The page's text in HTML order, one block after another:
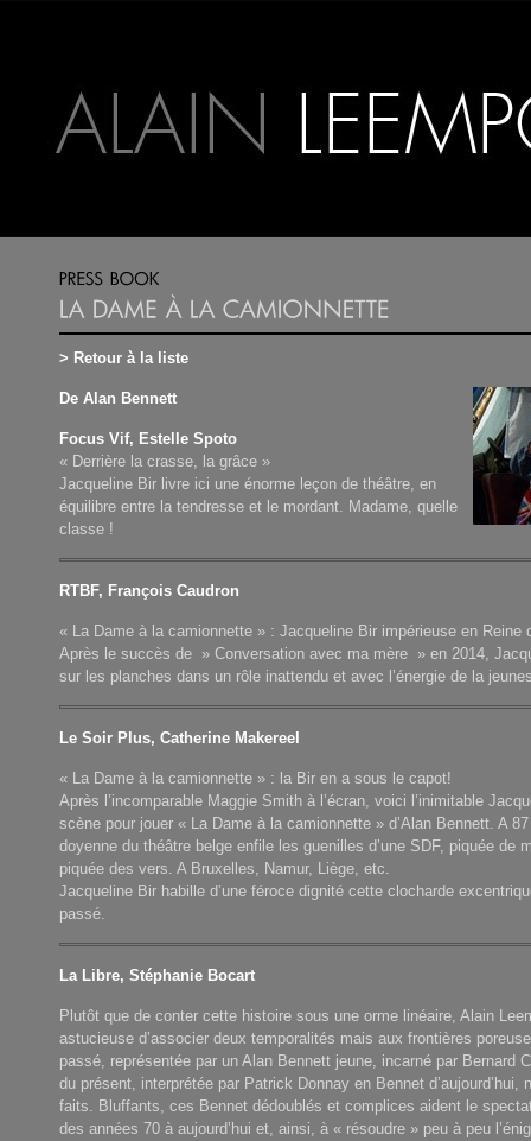
> Retour à la liste
De Alan Bennett
Focus Vif, Estelle Spoto
« Derrière la crasse, la grâce »
Jacqueline Bir livre ici une énorme leçon de théâtre, en
équilibre entre la tendresse et le mordant. Madame, quelle
classe !
RTBF, François Caudron
« La Dame à la camionnette » : Jacqueline Bir impérieuse en Reine
Après le succès de » Conversation avec ma mère » en 2014,
sur les planches dans un rôle inattendu et avec l’énergie de la
Le Soir Plus, Catherine Makereel
« La Dame à la camionnette » : la Bir en a sous le capot!
Après l’incomparable Maggie Smith à l’écran, voici l’inimitable
scène pour jouer « La Dame à la camionnette » d’Alan Bennett. A
doyenne du théâtre belge enfile les guenilles d’une SDF, piquée de
piquée des vers. A Bruxelles, Namur, Liège, etc.
Jacqueline Bir habille d’une féroce dignité cette clocharde
passé.
La Libre, Stéphanie Bocart
Plutôt que de conter cette histoire sous une orme linéaire, Alain
astucieuse d’associer deux temporalités mais aux frontières
passé, représentée par un Alan Bennett jeune, incarné par Bernard
du présent, interprétée par Patrick Donnay en Bennet d’aujourd’hui,
faits. Bluffants, ces Bennet dédoublés et complices aident le
des années 70 à aujourd’hui et, ainsi, à « résoudre » peu à peu